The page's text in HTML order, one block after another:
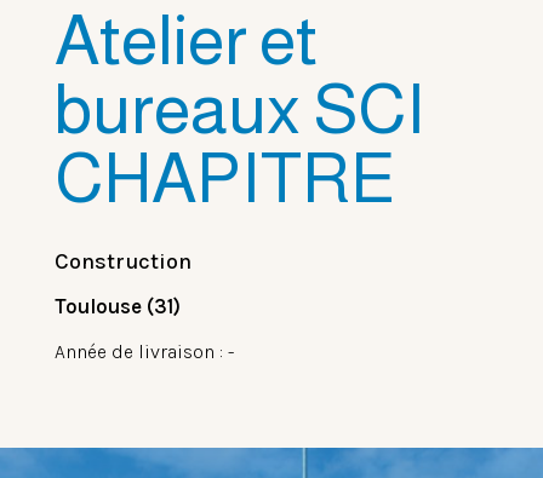
Atelier et
bureaux SCI
CHAPITRE
Construction
Toulouse (31)
Année de livraison : -